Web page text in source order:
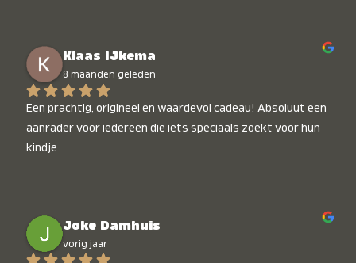
Klaas IJkema
8 maanden geleden
Een prachtig, origineel en waardevol cadeau! Absoluut een
aanrader voor iedereen die iets speciaals zoekt voor hun
kindje
Joke Damhuis
vorig jaar